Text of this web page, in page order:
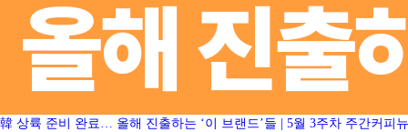
韓 상륙 준비 완료… 올해 진출하는 ‘이 브랜드’들 | 5월 3주차 주간커피